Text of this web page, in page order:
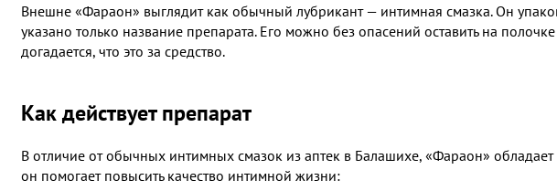
Внешне «Фараон» выглядит как обычный лубрикант — интимная смазка. Он
указано только название препарата. Его можно без опасений оставить на
догадается, что это за средство.
Как действует препарат
В отличие от обычных интимных смазок из аптек в Балашихе, «Фараон»
он помогает повысить качество интимной жизни: